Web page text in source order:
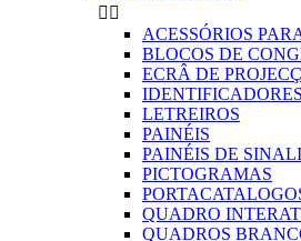
 
ACESSÓRIOS
BLOCOS DE
ECRÂ DE
IDENTIFICADORES
LETREIROS
PAINÉIS
PAINÉIS DE
PICTOGRAMAS
QUADRO
QUADROS